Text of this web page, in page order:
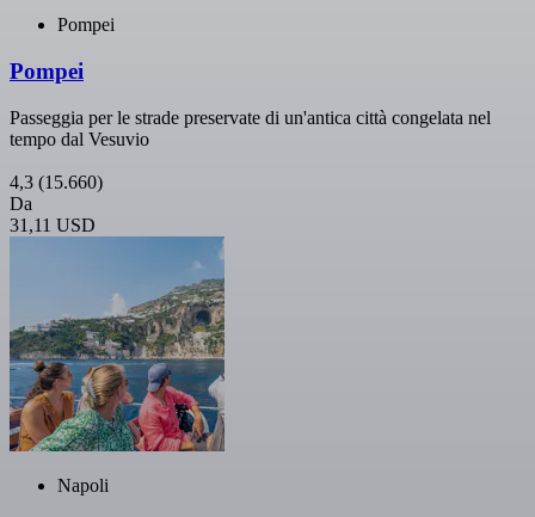
Pompei
Pompei
Passeggia per le strade preservate di un'antica città congelata nel
tempo dal Vesuvio
4,3 (15.660)
Da
31,11 USD
Napoli